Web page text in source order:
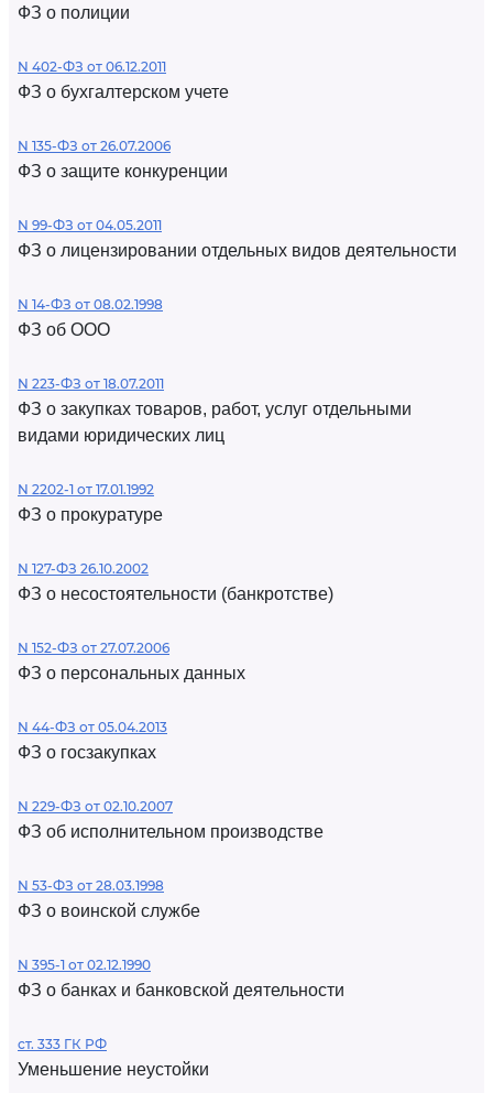
ФЗ о полиции
N 402-ФЗ от 06.12.2011
ФЗ о бухгалтерском учете
N 135-ФЗ от 26.07.2006
ФЗ о защите конкуренции
N 99-ФЗ от 04.05.2011
ФЗ о лицензировании отдельных видов деятельности
N 14-ФЗ от 08.02.1998
ФЗ об ООО
N 223-ФЗ от 18.07.2011
ФЗ о закупках товаров, работ, услуг отдельными
видами юридических лиц
N 2202-1 от 17.01.1992
ФЗ о прокуратуре
N 127-ФЗ 26.10.2002
ФЗ о несостоятельности (банкротстве)
N 152-ФЗ от 27.07.2006
ФЗ о персональных данных
N 44-ФЗ от 05.04.2013
ФЗ о госзакупках
N 229-ФЗ от 02.10.2007
ФЗ об исполнительном производстве
N 53-ФЗ от 28.03.1998
ФЗ о воинской службе
N 395-1 от 02.12.1990
ФЗ о банках и банковской деятельности
ст. 333 ГК РФ
Уменьшение неустойки